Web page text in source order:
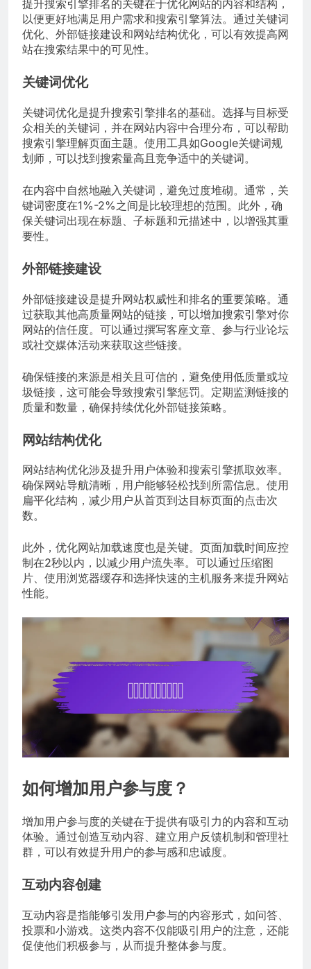
提升搜索引擎排名的关键在于优化网站的内容和结构，
以便更好地满足用户需求和搜索引擎算法。通过关键词
优化、外部链接建设和网站结构优化，可以有效提高网
站在搜索结果中的可见性。
关键词优化
关键词优化是提升搜索引擎排名的基础。选择与目标受
众相关的关键词，并在网站内容中合理分布，可以帮助
搜索引擎理解页面主题。使用工具如Google关键词规
划师，可以找到搜索量高且竞争适中的关键词。
在内容中自然地融入关键词，避免过度堆砌。通常，关
键词密度在1%-2%之间是比较理想的范围。此外，确
保关键词出现在标题、子标题和元描述中，以增强其重
要性。
外部链接建设
外部链接建设是提升网站权威性和排名的重要策略。通
过获取其他高质量网站的链接，可以增加搜索引擎对你
网站的信任度。可以通过撰写客座文章、参与行业论坛
或社交媒体活动来获取这些链接。
确保链接的来源是相关且可信的，避免使用低质量或垃
圾链接，这可能会导致搜索引擎惩罚。定期监测链接的
质量和数量，确保持续优化外部链接策略。
网站结构优化
网站结构优化涉及提升用户体验和搜索引擎抓取效率。
确保网站导航清晰，用户能够轻松找到所需信息。使用
扁平化结构，减少用户从首页到达目标页面的点击次
数。
此外，优化网站加载速度也是关键。页面加载时间应控
制在2秒以内，以减少用户流失率。可以通过压缩图
片、使用浏览器缓存和选择快速的主机服务来提升网站
性能。
如何增加用户参与度？
增加用户参与度的关键在于提供有吸引力的内容和互动
体验。通过创造互动内容、建立用户反馈机制和管理社
群，可以有效提升用户的参与感和忠诚度。
互动内容创建
互动内容是指能够引发用户参与的内容形式，如问答、
投票和小游戏。这类内容不仅能吸引用户的注意，还能
促使他们积极参与，从而提升整体参与度。